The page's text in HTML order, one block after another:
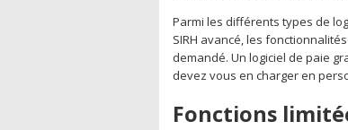
Parmi les différents types de
SIRH avancé, les
demandé. Un logiciel de paie
devez vous en charger en
Fonctions